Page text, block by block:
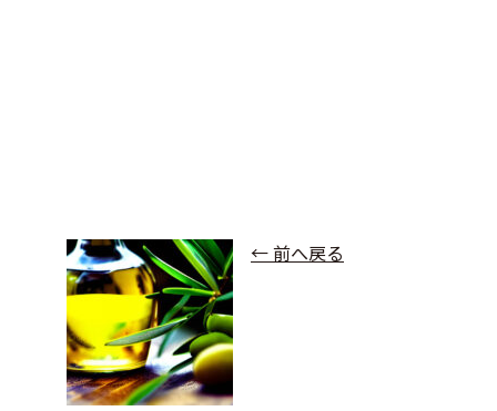
← 前へ戻る